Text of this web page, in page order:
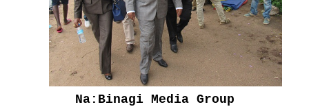
Na:Binagi Media Group